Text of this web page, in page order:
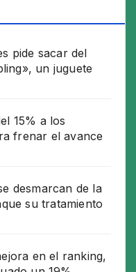
pide sacar del
un juguete
15% a los
frenar el avance
desmarcan de la
su tratamiento
en el ranking,